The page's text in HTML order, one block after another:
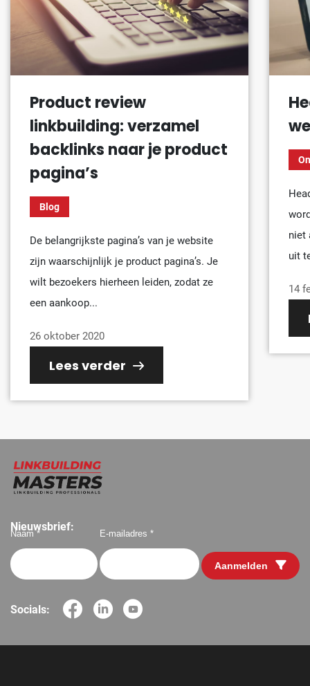
Product review
linkbuilding: verzamel
backlinks naar je product
pagina’s
Blog
De belangrijkste pagina’s van je website
zijn waarschijnlijk je product pagina’s. Je
wilt bezoekers hierheen leiden, zodat ze
een aankoop...
Lees verder
26 oktober 2020
niet
uit
14
Nieuwsbrief:
Naam * E-mailadres *
Aanmelden
Socials: